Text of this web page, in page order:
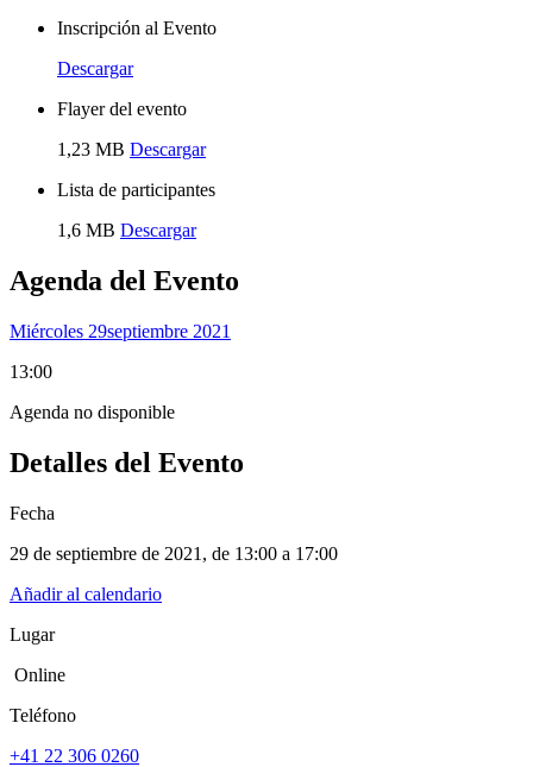
Inscripción al Evento
Descargar
Flayer del evento
1,23 MB Descargar
Lista de participantes
1,6 MB Descargar
Agenda del Evento
Miércoles 29Septiembre 2021
13:00
Agenda no disponible
Detalles del Evento
Fecha
29 de septiembre de 2021 , de 13:00 a 17:00
Añadir al calendario
Lugar
Online
Teléfono
+41 22 306 0260